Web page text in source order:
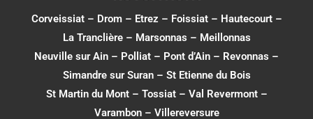
Corveissiat– Drom– Etrez – Foissiat– Hautecourt–
La Tranclière – Marsonnas – Meillonnas
Neuville sur Ain – Polliat – Pont d’Ain – Revonnas –
Simandre sur Suran– St Etienne du Bois
St Martin du Mont– Tossiat– Val Revermont–
Varambon– Villereversure